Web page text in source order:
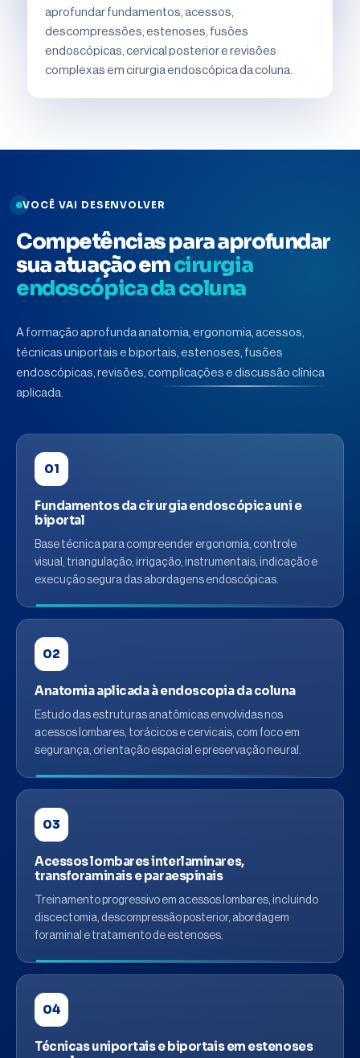
aprofundar fundamentos, acessos,
descompressões, estenoses, fusões
endoscópicas, cervical posterior e revisões
complexas em cirurgia endoscópica da coluna.
VOCÊ VAI DESENVOLVER
Competências para aprofundar
sua atuação emcirurgia
endoscópica da coluna
A formação aprofunda anatomia, ergonomia, acessos,
técnicas uniportais e biportais, estenoses, fusões
endoscópicas, revisões, complicações e discussão clínica
aplicada.
01
Fundamentos da cirurgia endoscópica uni e
biportal
Base técnica para compreender ergonomia, controle
visual, triangulação, irrigação, instrumentais, indicação e
execução segura das abordagens endoscópicas.
02
Anatomia aplicada à endoscopia da coluna
Estudo das estruturas anatômicas envolvidas nos
acessos lombares, torácicos e cervicais, com foco em
segurança, orientação espacial e preservação neural.
03
Acessos lombares interlaminares,
transforaminais e paraespinais
Treinamento progressivo em acessos lombares, incluindo
discectomia, descompressão posterior, abordagem
foraminal e tratamento de estenoses.
04
Técnicas uniportais e biportais em estenoses